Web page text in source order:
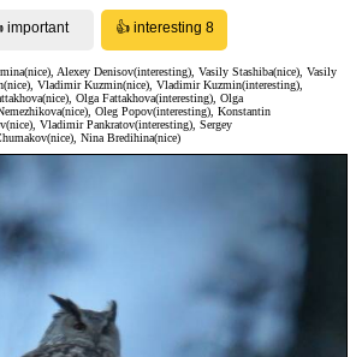
Alexey Denisov(interesting), Vasily Stashiba(nice), Vasily
Vladimir Kuzmin(nice), Vladimir Kuzmin(interesting),
Olga Fattakhova(interesting), Olga
Oleg Popov(interesting), Konstantin
Vladimir Pankratov(interesting), Sergey
Nina Bredihina(nice)